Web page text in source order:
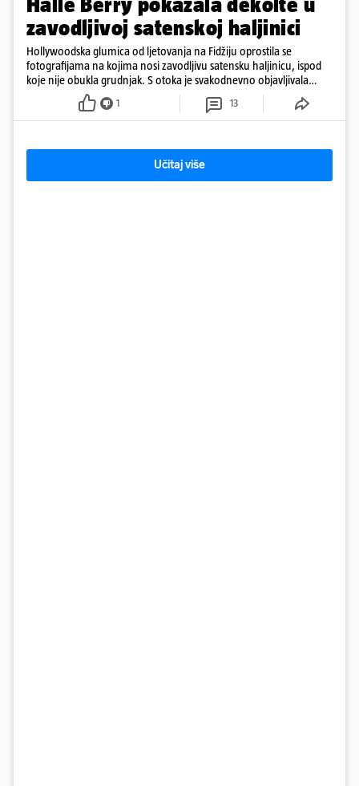
zavodljivoj satenskoj haljinici
Hollywoodska glumica od ljetovanja na Fidžiju oprostila se
fotografijama na kojima nosi zavodljivu satensku haljinicu, ispod
koje nije obukla grudnjak. S otoka je svakodnevno objavljivala
fotografije u kupaćem
1 13
Učitaj više